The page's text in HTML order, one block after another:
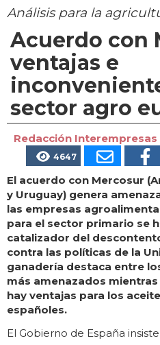
Análisis para la
Acuerdo con
ventajas e
sector agro
Redacción Interempresas
4647
El acuerdo con Mercosur
y Uruguay) genera
las empresas
para el sector primario se
catalizador del
contra las políticas de la
ganadería destaca entre
más amenazados
hay ventajas para los
españoles.
El Gobierno de España